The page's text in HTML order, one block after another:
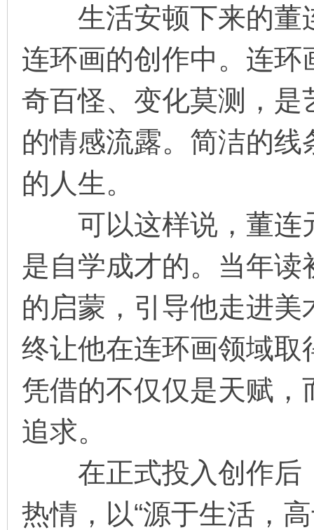
生活安顿下来的董
连环画的创作中。连
奇百怪、变化莫测，
的情感流露。简洁的
的人生。
可以这样说，董连
是自学成才的。当年
的启蒙，引导他走进
终让他在连环画领域
凭借的不仅仅是天赋
追求。
在正式投入创作后
热情，以“源于生活，